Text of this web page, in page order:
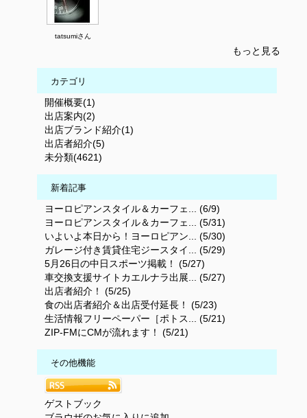
tatsumiさん
もっと見る
カテゴリ
開催概要(1)
出店案内(2)
出店ブランド紹介(1)
出店者紹介(5)
未分類(4621)
新着記事
ヨーロピアンスタイル＆カーフェ... (6/9)
ヨーロピアンスタイル＆カーフェ... (5/31)
いよいよ本日から！ヨーロピアン... (5/30)
ガレージ付き賃貸住宅ジースタイ... (5/29)
5月26日の中日スポーツ掲載！ (5/27)
車交換支援サイトカエルナラ出展... (5/27)
出店者紹介！ (5/25)
食の出店者紹介＆出店受付延長！ (5/23)
生活情報フリーペーパー［ポトス... (5/21)
ZIP-FMにCMが流れます！ (5/21)
その他機能
ゲストブック